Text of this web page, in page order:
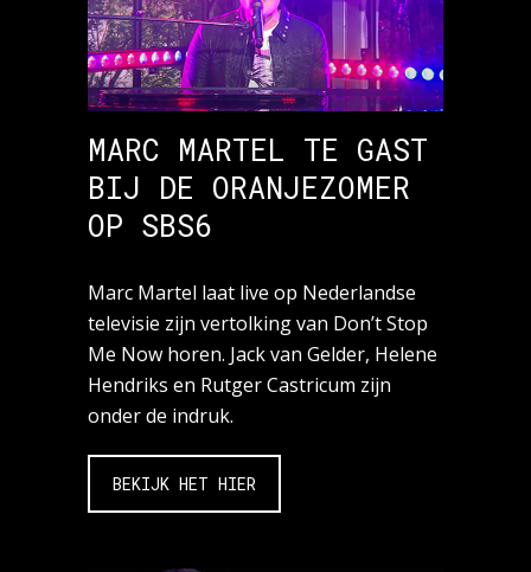
MARC MARTEL TE GAST
BIJ DE ORANJEZOMER
OP SBS6
Marc Martel laat live op Nederlandse
televisie zijn vertolking van Don’t Stop
Me Now horen. Jack van Gelder, Helene
Hendriks en Rutger Castricum zijn
onder de indruk.
BEKIJK HET HIER